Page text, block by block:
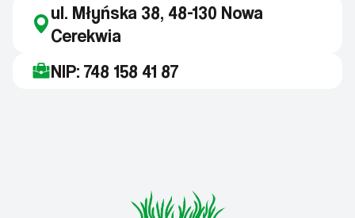
ul. Młyńska 38, 48-130 Nowa
Cerekwia
NIP: 748 158 41 87